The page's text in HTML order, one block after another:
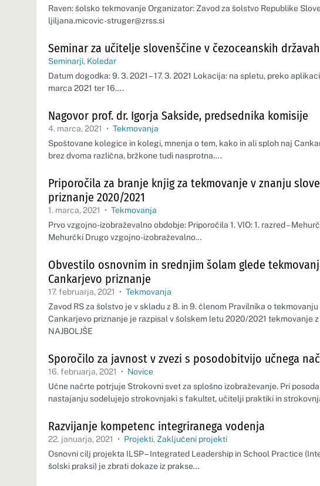
Raven: šolsko tekmovanje Organizator: Zavod za šolstvo Republike
ljiljana.micovic-struger@zrss.si
Seminar za učitelje slovenščine v čezoceanskih državah
Seminarji, Koledar
Datum dogodka: 9. 3. 2021 – 17. 3. 2021 Lokacija: na spletu, preko
marca 2021 ter 16….
Nagovor prof. dr. Igorja Sakside, predsednika komisije
4. marca, 2021 • Tekmovanja
Spoštovane kolegice in kolegi, mnenja o tem, kako in ali sploh naj
brez dvoma različna, bržkone tudi nasprotna….
Priporočila za branje knjig za tekmovanje v znanju
priznanje 2020/2021
1. marca, 2021 • Tekmovanja
Prvo vzgojno-izobraževalno obdobje: Priporočila 1. VIO: 1. razred –
Mehurčki Drugo vzgojno-izobraževalno…
Obvestilo osnovnim in srednjim šolam glede
Cankarjevo priznanje
17. februarja, 2021 • Tekmovanja
Zavod RS za šolstvo je v skladu z 8. in 9. členom Pravilnika o
Cankarjevo priznanje je razpisal v šolskem letu 2020/2021 tekmovanje z
NAJBOLJŠE
Sporočilo za javnost v zvezi s posodobitvijo učnega
16. februarja, 2021 • Novice
Učne načrte potrjuje Strokovni svet za splošno izobraževanje. Pri
nastajanju sodelujejo strokovnjaki s fakultet, učitelji praktiki in
Razvijanje kompetenc integriranega vodenja
22. januarja, 2021 • Projekti, Zaključeni projekti
Osnovni cilj projekta ILSP – Integrated Leadership in School Practice
šolski praksi) je zbrati dokaze iz prakse…